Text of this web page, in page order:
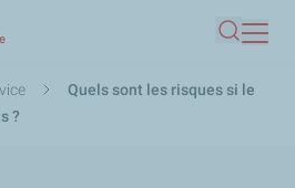
contenu
Quels sont les risques si le
?